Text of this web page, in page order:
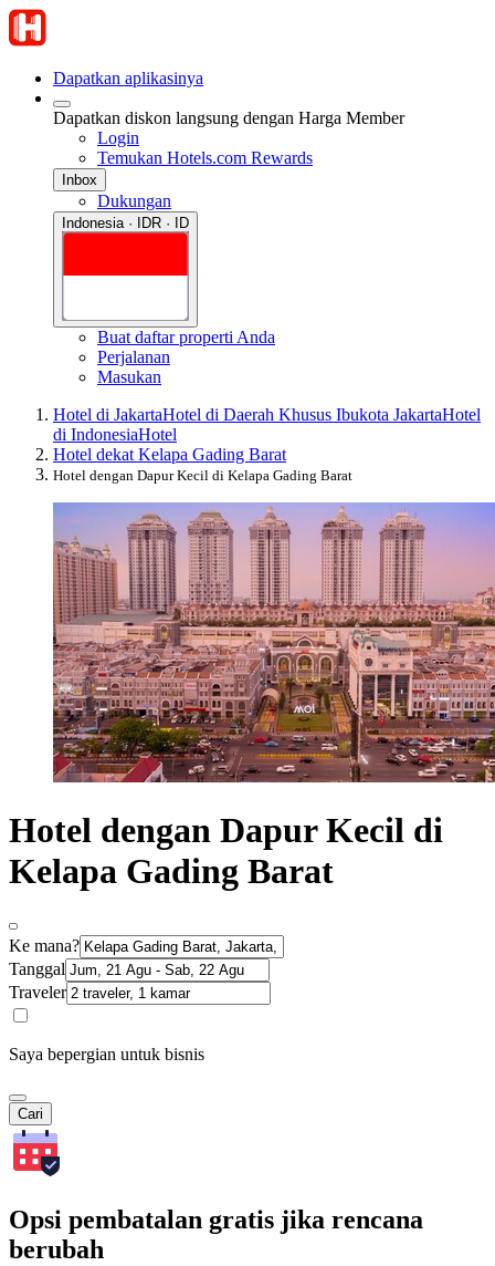
Dapatkan aplikasinya
Dapatkan diskon langsung dengan Harga Member
Login
Temukan Hotels.com Rewards
Inbox
Dukungan
Indonesia · IDR · ID
Buat daftar properti Anda
Perjalanan
Masukan
Hotel di JakartaHotel di Daerah Khusus Ibukota JakartaHotel
di IndonesiaHotel
Hotel dekat Kelapa Gading Barat
Hotel dengan Dapur Kecil di Kelapa Gading Barat
Hotel dengan Dapur Kecil di
Kelapa Gading Barat
Ke mana?
Tanggal
Traveler
Saya bepergian untuk bisnis
Cari
Opsi pembatalan gratis jika rencana
berubah